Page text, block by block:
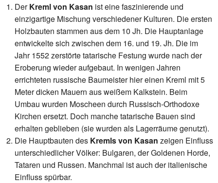
DerKreml von Kasan ist eine faszinierende und
einzigartige Mischung verschiedener Kulturen. Die ersten
Holzbauten stammen aus dem 10 Jh. Die Hauptanlage
entwickelte sich zwischen dem 16. und 19. Jh. Die im
Jahr 1552 zerstörte tatarische Festung wurde nach der
Eroberung wieder aufgebaut. In wenigen Jahren
errichteten russische Baumeister hier einen Kreml mit 5
Meter dicken Mauern aus weißem Kalkstein. Beim
Umbau wurden Moscheen durch Russisch-Orthodoxe
Kirchen ersetzt. Doch manche tatarische Bauen sind
erhalten geblieben (sie wurden als Lagerräume genutzt).
Die Hauptbauten des Kremls von Kasan zeigen Einfluss
unterschiedlicher Völker: Bulgaren, der Goldenen Horde,
Tataren und Russen. Manchmal ist auch der italienische
Einfluss spürbar.